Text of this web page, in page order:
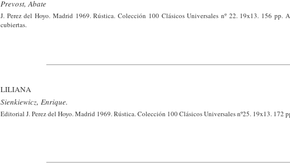
Prevost, Abate
J. Perez del Hoyo. Madrid 1969. Rústica. Colección 100 Clásicos Universales nº 22. 19x13. 156 pp.
cubiertas.
LILIANA
Sienkiewicz, Enrique.
Editorial J. Perez del Hoyo. Madrid 1969. Rústica. Colección 100 Clásicos Universales nº25. 19x13. 172